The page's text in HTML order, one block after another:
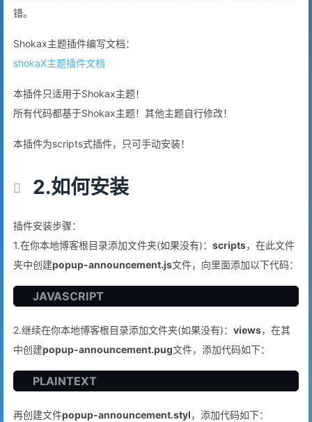
错。
Shokax主题插件编写文档：
shokaX主题插件文档
本插件只适用于Shokax主题！
所有代码都基于Shokax主题！其他主题自行修改！
本插件为scripts式插件，只可手动安装！
2.如何安装
插件安装步骤：
1.在你本地博客根目录添加文件夹(如果没有)： scripts，在此文件
夹中创建popup-announcement.js文件，向里面添加以下代码：
JAVASCRIPT
2.继续在你本地博客根目录添加文件夹(如果没有)： views，在其
中创建popup-announcement.pug文件，添加代码如下：
PLAINTEXT
再创建文件popup-announcement.styl，添加代码如下：